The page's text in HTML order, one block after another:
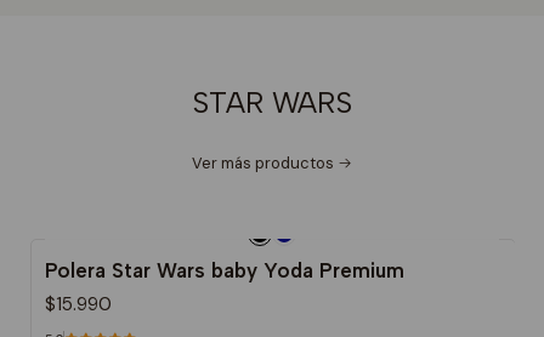
STAR WARS
Ver más productos
Polera Star Wars baby Yoda Premium
$15.990